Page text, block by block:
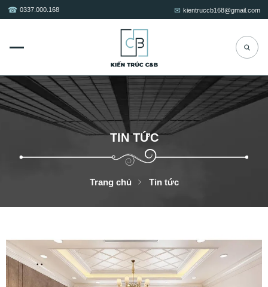
kientruccb168@gmail.com
0337.000.168
TIN TỨC
Trang chủ Tin tức